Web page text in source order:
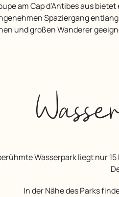
Spaziergang
und großen Wanderer
In der Nähe des Parks